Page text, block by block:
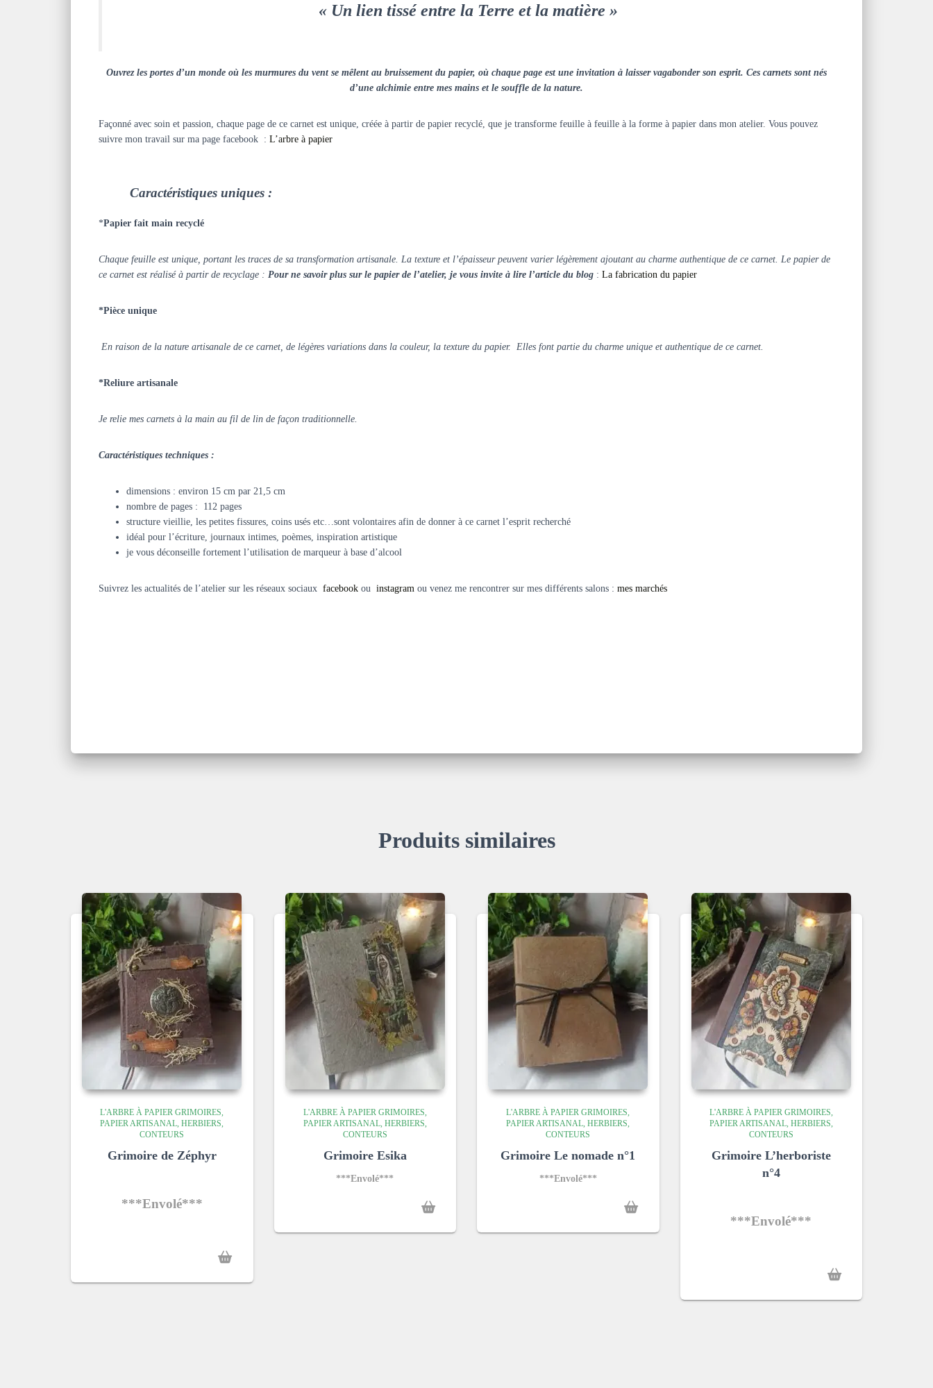
« Un lien tissé entre la Terre et la matière »
Ouvrez les portes d’un monde où les murmures du vent se mêlent au bruissement du papier, où chaque page est une invitation à laisser vagabonder son esprit. Ces carnets sont nés
d’une alchimie entre mes mains et le souffle de la nature.
Façonné avec soin et passion, chaque page de ce carnet est unique, créée à partir de papier recyclé, que je transforme feuille à feuille à la forme à papier dans mon atelier. Vous pouvez
suivre mon travail sur ma page facebook : L’arbre à papier
Caractéristiques uniques :
*Papier fait main recyclé
Chaque feuille est unique, portant les traces de sa transformation artisanale. La texture et l’épaisseur peuvent varier légèrement ajoutant au charme authentique de ce carnet. Le papier de
ce carnet est réalisé à partir de recyclage : Pour ne savoir plus sur le papier de l’atelier, je vous invite à lire l’article du blog : La fabrication du papier
*Pièce unique
En raison de la nature artisanale de ce carnet, de légères variations dans la couleur, la texture du papier. Elles font partie du charme unique et authentique de ce carnet.
*Reliure artisanale
Je relie mes carnets à la main au fil de lin de façon traditionnelle.
Caractéristiques techniques :
dimensions : environ 15 cm par 21,5 cm
nombre de pages : 112 pages
structure vieillie, les petites fissures, coins usés etc…sont volontaires afin de donner à ce carnet l’esprit recherché
idéal pour l’écriture, journaux intimes, poèmes, inspiration artistique
je vous déconseille fortement l’utilisation de marqueur à base d’alcool
Suivrez les actualités de l’atelier sur les réseaux sociaux facebook ou instagram ou venez me rencontrer sur mes différents salons : mes marchés
Produits similaires
L'ARBRE À PAPIER GRIMOIRES,
PAPIER ARTISANAL, HERBIERS,
CONTEURS
Grimoire de Zéphyr
***Envolé***
L'ARBRE À PAPIER GRIMOIRES,
PAPIER ARTISANAL, HERBIERS,
CONTEURS
Grimoire Esika
***Envolé***
L'ARBRE À PAPIER GRIMOIRES,
PAPIER ARTISANAL, HERBIERS,
CONTEURS
Grimoire Le nomade n°1
***Envolé***
L'ARBRE À PAPIER GRIMOIRES,
PAPIER ARTISANAL, HERBIERS,
CONTEURS
Grimoire L’herboriste
n°4
***Envolé***